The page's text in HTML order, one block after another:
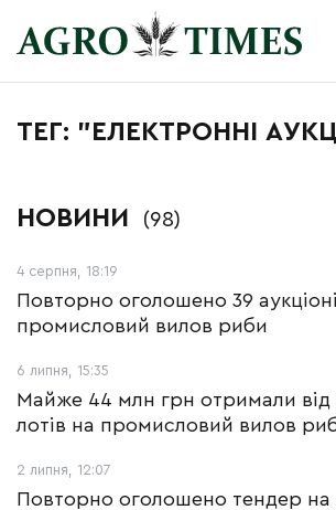
ТЕГ: "ЕЛЕКТРОННІ
НОВИНИ (98)
4 серпня, 18:19
Повторно оголошено 39
промисловий вилов риби
6 липня, 15:35
Майже 44 млн грн отримали від
лотів на промисловий вилов
2 липня, 12:07
Повторно оголошено тендер на